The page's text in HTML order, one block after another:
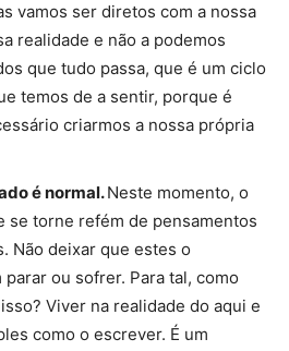
vamos ser diretos com a nossa
realidade e não a podemos
que tudo passa, que é um ciclo
temos de a sentir, porque é
criarmos a nossa própria
é normal.Neste momento, o
se torne refém de pensamentos
Não deixar que estes o
ou sofrer. Para tal, como
Viver na realidade do aqui e
como o escrever. É um